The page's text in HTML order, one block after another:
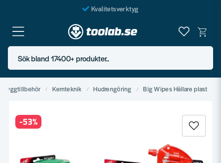
Kvalitetsverktyg
Fraktfritt över 999 SEK*
En järnhandel för alla
Butik i Göteborg
Sök bland 17400+ produkter..
Byggtillbehör Kemteknik Hudrengöring Big Wipes Hållare plast
-53%